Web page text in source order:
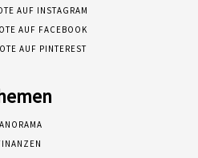
AUF INSTAGRAM
AUF FACEBOOK
AUF PINTEREST